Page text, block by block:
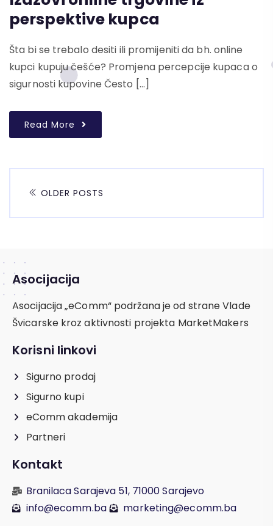
perspektive kupca
Šta bi se trebalo desiti ili promijeniti da bh. online
kupci kupuju češće? Promjena percepcije kupaca o
sigurnosti kupovine Često […]
Read More
OLDER POSTS
Asocijacija
Asocijacija „eComm“ podržana je od strane Vlade
Švicarske kroz aktivnosti projekta MarketMakers
Korisni linkovi
Sigurno prodaj
Sigurno kupi
eComm akademija
Partneri
Kontakt
Branilaca Sarajeva 51, 71000 Sarajevo
info@ecomm.ba
marketing@ecomm.ba